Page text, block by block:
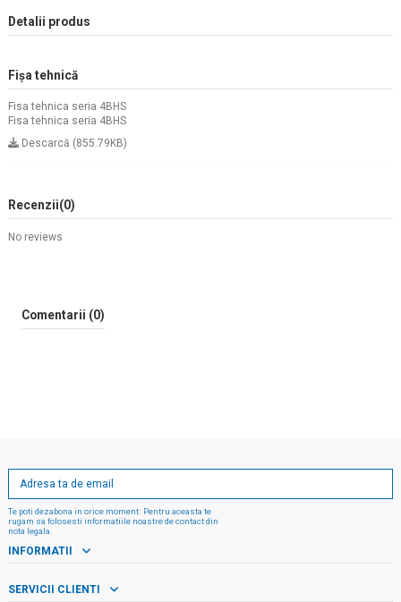
Detalii produs
Fișa tehnică
Fisa tehnica seria 4BHS
Fisa tehnica seria 4BHS
Descarcă (855.79KB)
Recenzii(0)
No reviews
Comentarii (0)
Te poti dezabona in orice moment. Pentru aceasta te
rugam sa folosesti informatiile noastre de contact din
nota legala.
INFORMATII
SERVICII CLIENTI